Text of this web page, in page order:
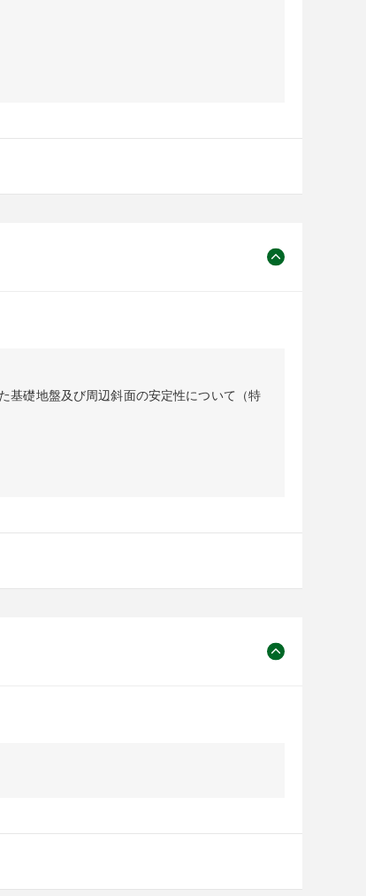
基礎地盤及び周辺斜面の安定性について（特